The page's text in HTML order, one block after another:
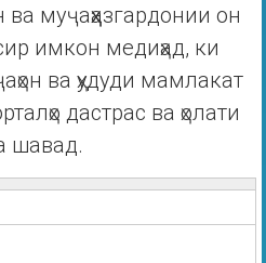
муҷаҳҳазгардонии он
имкон медиҳад, ки
ва ҳудуди мамлакат
дастрас ва ҳолати
шавад.